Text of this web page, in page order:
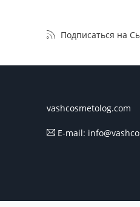
Подписаться на
vashcosmetolog.com
E-mail: